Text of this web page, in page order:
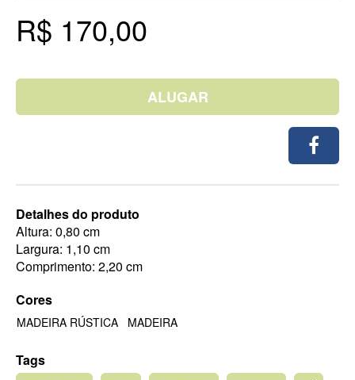
R$ 170,00
ALUGAR
Detalhes do produto
Altura: 0,80 cm
Largura: 1,10 cm
Comprimento: 2,20 cm
Cores
MADEIRA RÚSTICA MADEIRA
Tags